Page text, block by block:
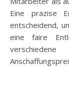
Eine präzise
entscheidend,
eine faire